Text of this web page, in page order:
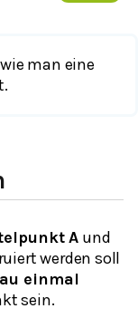
man eine
A und
werden soll
einmal
sein.